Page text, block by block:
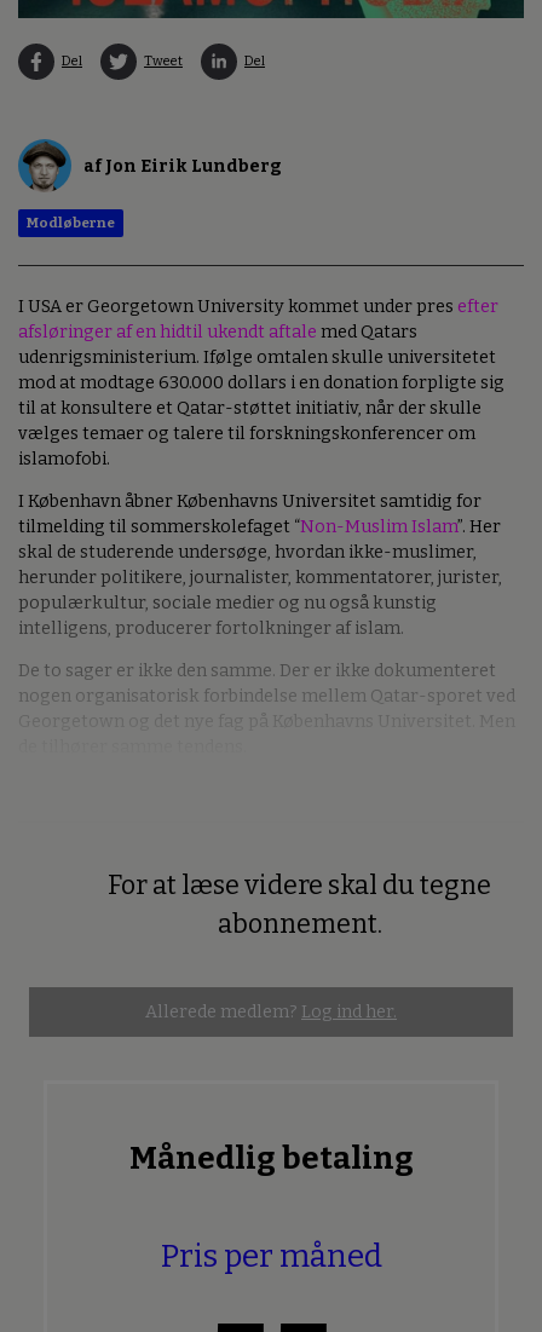
Del Tweet Del
af Jon Eirik Lundberg
Modløberne
I USA er Georgetown University kommet under pres efter
afsløringer af en hidtil ukendt aftale med Qatars
udenrigsministerium. Ifølge omtalen skulle universitetet
mod at modtage 630.000 dollars i en donation forpligte sig
til at konsultere et Qatar-støttet initiativ, når der skulle
vælges temaer og talere til forskningskonferencer om
islamofobi.
I København åbner Københavns Universitet samtidig for
tilmelding til sommerskolefaget “Non-Muslim Islam”. Her
skal de studerende undersøge, hvordan ikke-muslimer,
herunder politikere, journalister, kommentatorer, jurister,
populærkultur, sociale medier og nu også kunstig
intelligens, producerer fortolkninger af islam.
De to sager er ikke den samme. Der er ikke dokumenteret
nogen organisatorisk forbindelse mellem Qatar-sporet ved
For at læse videre skal du tegne
abonnement.
Allerede medlem? Log ind her.
Månedlig betaling
Pris per måned